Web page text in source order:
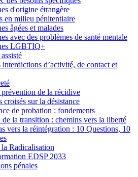
d'origine étrangère
en milieu pénitentiaire
âgées et malades
avec des problèmes de santé mentale
LGBTIQ+
d’activité, de contact et
de la récidive
croisés sur la désistance
de probation : fondements
de la transition : chemins vers la liberté
vers la réintégration : 10 Questions, 10
Radicalisation
EDSP 2033
pénales